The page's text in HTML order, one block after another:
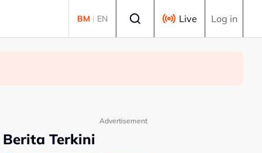
BM | EN Live Log in
Advertisement
Berita Terkini